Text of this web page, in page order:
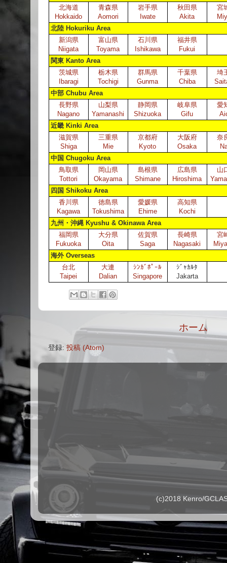
北海道
Hokkaido
青森県
Aomori
岩手県
Iwate
秋田県
Akita
宮
北陸 Hokuriku Area
新潟県
Niigata
富山県
Toyama
石川県
Ishikawa
福井県
Fukui
関東 Kanto Area
茨城県
Ibaragi
栃木県
Tochigi
群馬県
Gunma
千葉県
Chiba
埼
中部 Chubu Area
長野県
Nagano
山梨県
Yamanashi
静岡県
Shizuoka
岐阜県
Gifu
愛
近畿 Kinki Area
滋賀県
Shiga
三重県
Mie
京都府
Kyoto
大阪府
Osaka
奈
中国 Chugoku Area
鳥取県
Tottori
岡山県
Okayama
島根県
Shimane
広島県
Hiroshima
山
四国 Shikoku Area
香川県
Kagawa
徳島県
Tokushima
愛媛県
Ehime
高知県
Kochi
九州・沖縄 Kyushu & Okinawa Area
福岡県
Fukuoka
大分県
Oita
佐賀県
Saga
長崎県
Nagasaki
宮
海外 Overseas
台北
Taipei
大連
Dalian
ｼﾝｶﾞﾎﾟｰﾙ
Singapore
ｼﾞｬｶﾙﾀ
Jakarta
ホーム
登録: 投稿 (Atom)
(c)2018 Kenro/